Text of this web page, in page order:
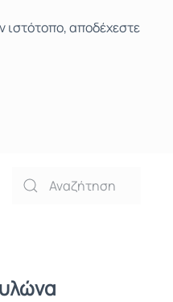
ιστότοπο, αποδέχεστε